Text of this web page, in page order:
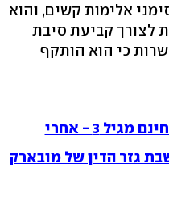
ה-10 נמצאו סימני אלימות קשים, והוא
לצורך קביעת סיבת
כי הוא הותקף
עיכוב בהרצליה: חינוך חינם מגיל 3 - אחרי
גזר הדין של מובארק